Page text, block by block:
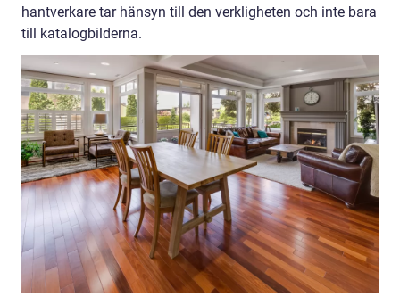
hantverkare tar hänsyn till den verkligheten och inte bara
till katalogbilderna.